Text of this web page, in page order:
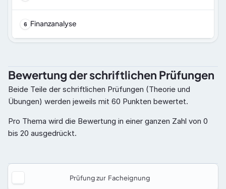
6 Finanzanalyse
Bewertung der schriftlichen Prüfungen
Beide Teile der schriftlichen Prüfungen (Theorie und
Übungen) werden jeweils mit 60 Punkten bewertet.
Pro Thema wird die Bewertung in einer ganzen Zahl von 0
bis 20 ausgedrückt.
Prüfung zur  Facheignung